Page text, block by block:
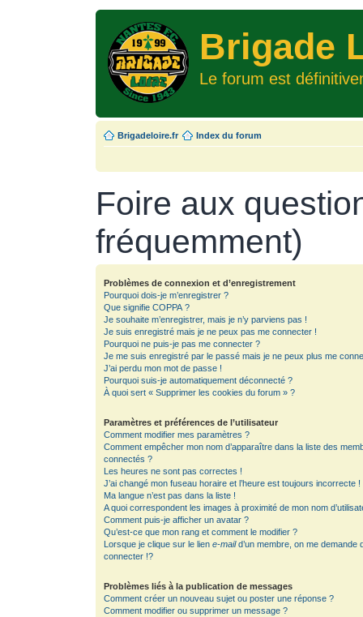
Brigade
Le forum est
Brigadeloire.fr Index du forum
Foire aux
fréquemment)
Problèmes de connexion et d’enregistrement
Pourquoi dois-je m’enregistrer ?
Que signifie COPPA ?
Je souhaite m’enregistrer, mais je n’y parviens pas !
Je suis enregistré mais je ne peux pas me connecter !
Pourquoi ne puis-je pas me connecter ?
Je me suis enregistré par le passé mais je ne peux plus me
J’ai perdu mon mot de passe !
Pourquoi suis-je automatiquement déconnecté ?
À quoi sert « Supprimer les cookies du forum » ?
Paramètres et préférences de l’utilisateur
Comment modifier mes paramètres ?
Comment empêcher mon nom d’apparaître dans la liste des
connectés ?
Les heures ne sont pas correctes !
J’ai changé mon fuseau horaire et l’heure est toujours incorrecte !
Ma langue n’est pas dans la liste !
A quoi correspondent les images à proximité de mon nom
Comment puis-je afficher un avatar ?
Qu’est-ce que mon rang et comment le modifier ?
Lorsque je clique sur le lien e-maild’un membre, on me demande
connecter !?
Problèmes liés à la publication de messages
Comment créer un nouveau sujet ou poster une réponse ?
Comment modifier ou supprimer un message ?